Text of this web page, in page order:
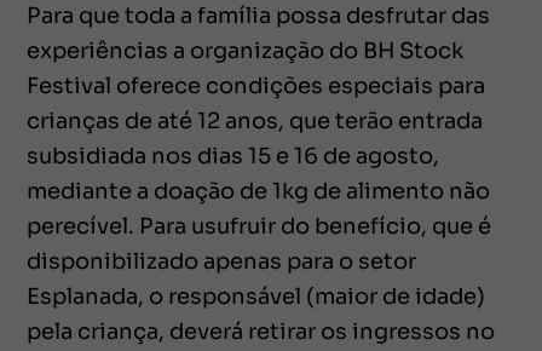
Para que toda a família possa desfrutar das
experiências a organização do BH Stock
Festival oferece condições especiais para
crianças de até 12 anos, que terão entrada
subsidiada nos dias 15 e 16 de agosto,
mediante a doação de 1kg de alimento não
perecível. Para usufruir do benefício, que é
disponibilizado apenas para o setor
Esplanada, o responsável (maior de idade)
pela criança, deverá retirar os ingressos no